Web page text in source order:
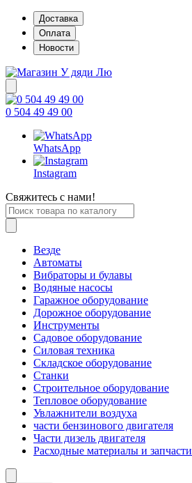
Доставка
Оплата
Новости
0 504 49 49 00
WhatsApp
Instagram
Свяжитесь с нами!
Везде
Автоматы
Вибраторы и булавы
Водяные насосы
Гаражное оборудование
Дорожное оборудование
Инструменты
Садовое оборудование
Силовая техника
Складское оборудование
Станки
Строительное оборудование
Тепловое оборудование
Увлажнители воздуха
части бензинового двигателя
Части дизель двигателя
Расходные материалы и запчасти